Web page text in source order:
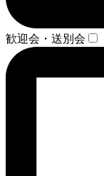
歓迎会・送別会